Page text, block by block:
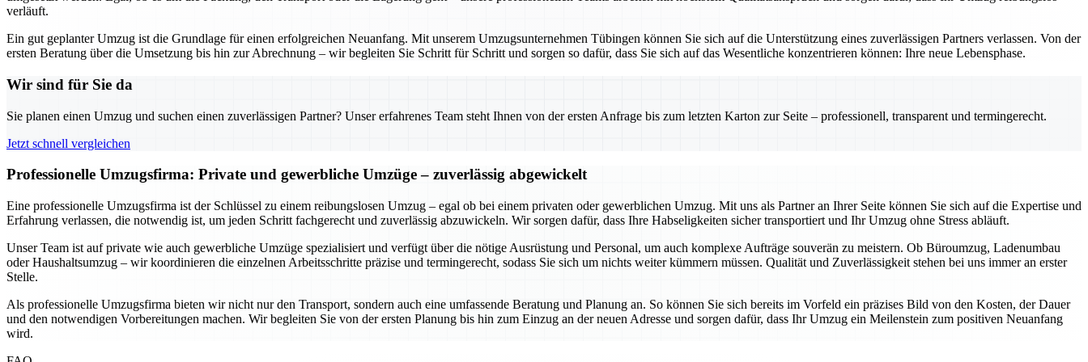
verläuft.
Ein gut geplanter Umzug ist die Grundlage für einen erfolgreichen Neuanfang. Mit unserem Umzugsunternehmen Tübingen können Sie sich auf die Unterstützung eines zuverlässigen Partners verlassen. Von der
ersten Beratung über die Umsetzung bis hin zur Abrechnung – wir begleiten Sie Schritt für Schritt und sorgen so dafür, dass Sie sich auf das Wesentliche konzentrieren können: Ihre neue Lebensphase.
Wir sind für Sie da
Sie planen einen Umzug und suchen einen zuverlässigen Partner? Unser erfahrenes Team steht Ihnen von der ersten Anfrage bis zum letzten Karton zur Seite – professionell, transparent und termingerecht.
Jetzt schnell vergleichen
Professionelle Umzugsfirma: Private und gewerbliche Umzüge – zuverlässig abgewickelt
Eine professionelle Umzugsfirma ist der Schlüssel zu einem reibungslosen Umzug – egal ob bei einem privaten oder gewerblichen Umzug. Mit uns als Partner an Ihrer Seite können Sie sich auf die Expertise und
Erfahrung verlassen, die notwendig ist, um jeden Schritt fachgerecht und zuverlässig abzuwickeln. Wir sorgen dafür, dass Ihre Habseligkeiten sicher transportiert und Ihr Umzug ohne Stress abläuft.
Unser Team ist auf private wie auch gewerbliche Umzüge spezialisiert und verfügt über die nötige Ausrüstung und Personal, um auch komplexe Aufträge souverän zu meistern. Ob Büroumzug, Ladenumbau
oder Haushaltsumzug – wir koordinieren die einzelnen Arbeitsschritte präzise und termingerecht, sodass Sie sich um nichts weiter kümmern müssen. Qualität und Zuverlässigkeit stehen bei uns immer an erster
Stelle.
Als professionelle Umzugsfirma bieten wir nicht nur den Transport, sondern auch eine umfassende Beratung und Planung an. So können Sie sich bereits im Vorfeld ein präzises Bild von den Kosten, der Dauer
und den notwendigen Vorbereitungen machen. Wir begleiten Sie von der ersten Planung bis hin zum Einzug an der neuen Adresse und sorgen dafür, dass Ihr Umzug ein Meilenstein zum positiven Neuanfang
wird.